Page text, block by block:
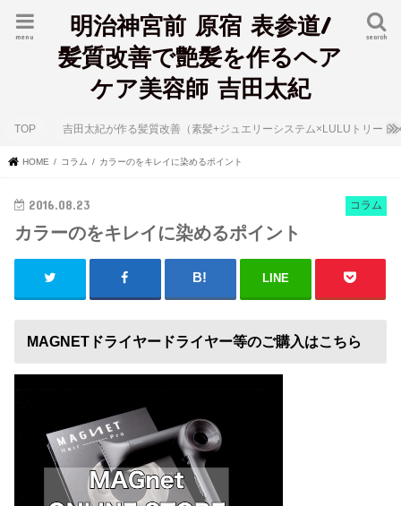
明治神宮前 原宿 表参道/
髪質改善で艶髪を作るヘア
ケア美容師 吉田太紀
search
menu
TOP 吉田太紀が作る髪質改善（素髪+ジュエリーシステム×LULUトリート
HOME コラム カラーのをキレイに染めるポイント
コラム
2016.08.23
カラーのをキレイに染めるポイント
LINE
MAGNETドライヤードライヤー等のご購入はこちら